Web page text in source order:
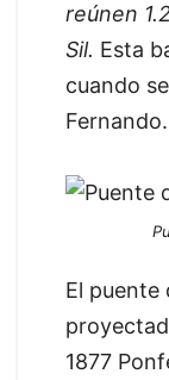
reúnen
Sil. Esta
cuando
Fernando.
El puente
1877